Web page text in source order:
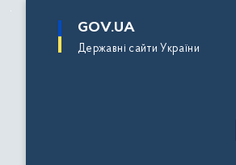
основного
GOV.UA
Державні сайти України